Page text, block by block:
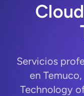
Servicios
en
Technology